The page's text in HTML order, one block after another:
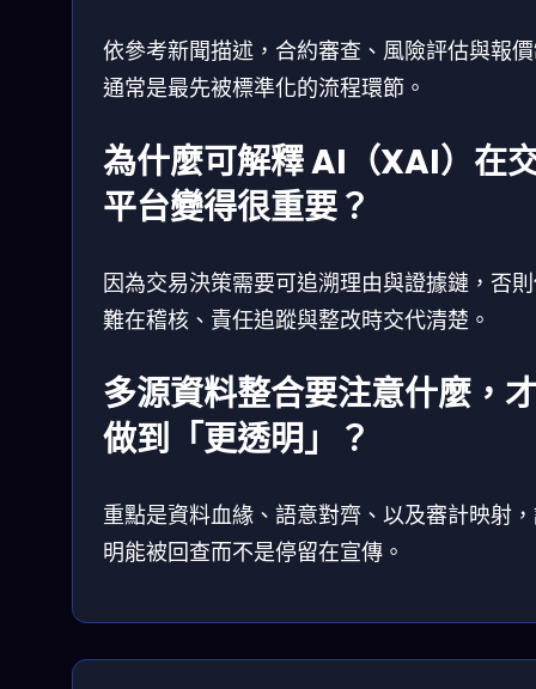
依參考新聞描述，合約審查、風險評估與報
通常是最先被標準化的流程環節。
為什麼可解釋 AI（XAI）在
平台變得很重要？
因為交易決策需要可追溯理由與證據鏈，否
難在稽核、責任追蹤與整改時交代清楚。
多源資料整合要注意什麼，
做到「更透明」？
重點是資料血緣、語意對齊、以及審計映射
明能被回查而不是停留在宣傳。